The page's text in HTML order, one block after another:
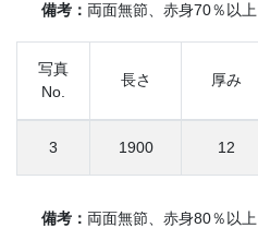
備考： 両面無節、赤身70％以上
写真
No.
長さ 厚み
3 1900 12
備考： 両面無節、赤身80％以上